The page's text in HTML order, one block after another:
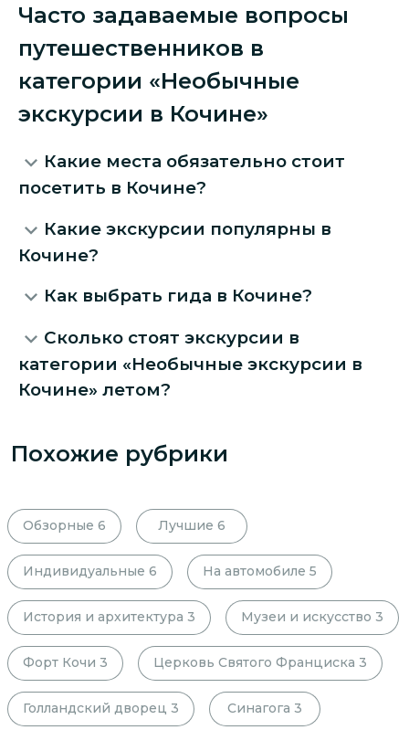
Часто задаваемые вопросы
путешественников в
категории «Необычные
экскурсии в Кочине»
Какие места обязательно стоит
посетить в Кочине?
Какие экскурсии популярны в
Кочине?
Как выбрать гида в Кочине?
Сколько стоят экскурсии в
категории «Необычные экскурсии в
Кочине» летом?
Похожие рубрики
Обзорные 6 Лучшие 6
Индивидуальные 6 На автомобиле 5
История и архитектура 3 Музеи и искусство 3
Форт Кочи 3 Церковь Святого Франциска 3
Голландский дворец 3 Синагога 3